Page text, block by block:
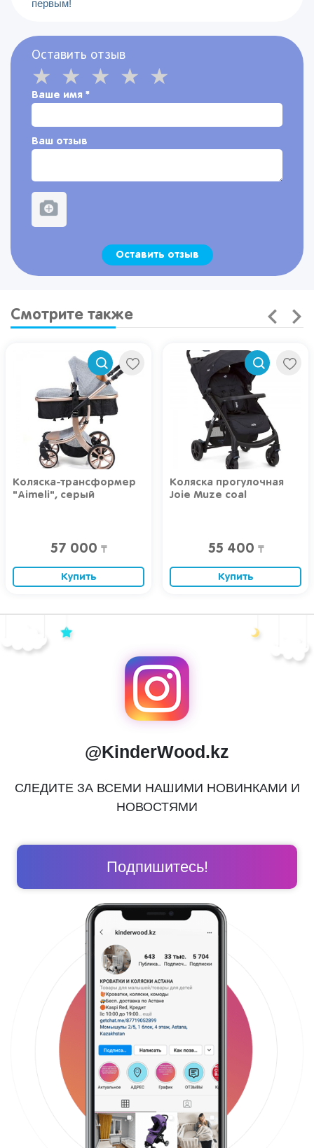
первым!
Оставить отзыв
Ваше имя *
Ваш отзыв
Оставить отзыв
Смотрите также
Коляска прогулочная
Joie Muze coal
55 400 ₸
Купить
Коляска прогулочная
Joie Litetrax 4 Coal
96 400₸
Купить
@KinderWood.kz
СЛЕДИТЕ ЗА ВСЕМИ НАШИМИ НОВИНКАМИ И
НОВОСТЯМИ
Подпишитесь!